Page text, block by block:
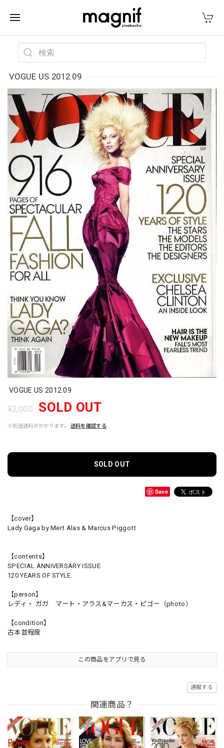
VOGUE US 2012.09
VOGUE US 2012.09
¥2,000 SOLD OUT
※別途送料がかかります。 送料を確認する
SOLD OUT
Save
【cover】
Lady Gaga by Mert Alas & Marcus Piggott
【contents】
SPECIAL ANNIVERSARY ISSUE
120 YEARS OF STYLE
【person】
レディ・ ガガ マート・アラス&マーカス・ピゴー（photo）
【condition】
古本並程度
この商品をアプリで見る
通報する
関連商品？